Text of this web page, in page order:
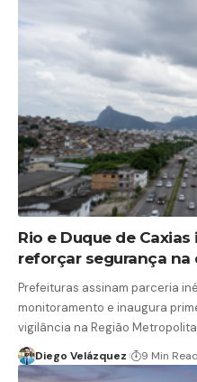
Rio e Duque de
reforçar segurança na
Prefeituras assinam parceria
monitoramento e inaugura
vigilância na Região
Diego Velázquez 9 Min Read